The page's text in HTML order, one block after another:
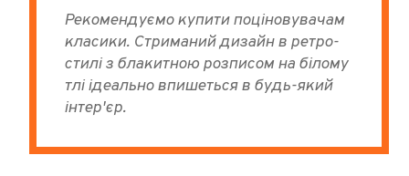
Рекомендуємо купити поціновувачам
класики. Стриманий дизайн в ретро-
стилі з блакитною розписом на білому
тлі ідеально впишеться в будь-який
інтер'єр.